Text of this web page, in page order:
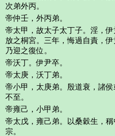
次弟外丙。
帝仲壬，外丙弟。
帝太甲，故太子太丁子。淫，伊
放之桐宮。三年，悔過自責，伊
乃迎之復位。
帝沃丁。伊尹卒。
帝太庚，沃丁弟。
帝小甲，太庚弟。殷道衰，諸侯
不至。
帝雍己，小甲弟。
帝太戊，雍己弟。以桑穀生，稱
宗。